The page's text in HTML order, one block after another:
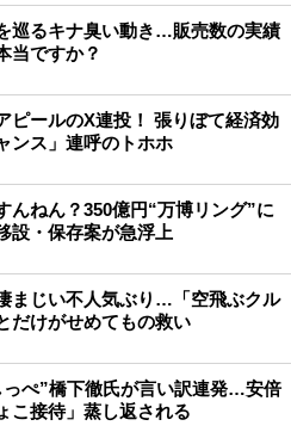
巡るキナ臭い動き…販売数の実績
当ですか？
ピールのX連投！ 張りぼて経済効
ンス」連呼のトホホ
んねん？350億円“万博リング”に
設・保存案が急浮上
まじい不人気ぶり…「空飛ぶクル
だけがせめてもの救い
っぺ”橋下徹氏が言い訳連発…安倍
こ接待」蒸し返される